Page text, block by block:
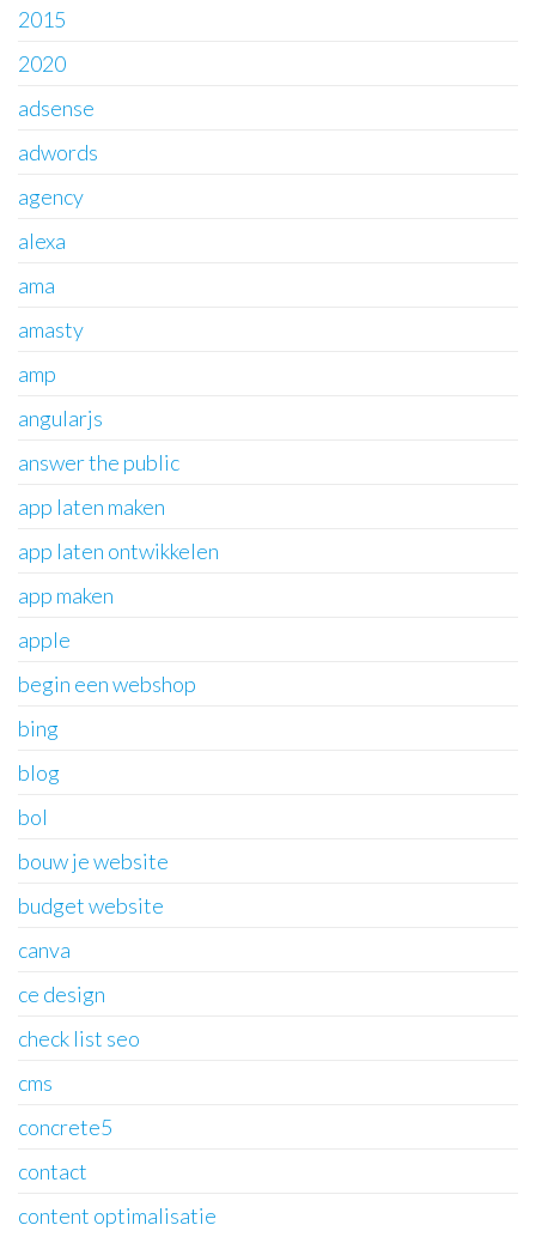
2015
2020
adsense
adwords
agency
alexa
ama
amasty
amp
angularjs
answer the public
app laten maken
app laten ontwikkelen
app maken
apple
begin een webshop
bing
blog
bol
bouw je website
budget website
canva
ce design
check list seo
cms
concrete5
contact
content optimalisatie